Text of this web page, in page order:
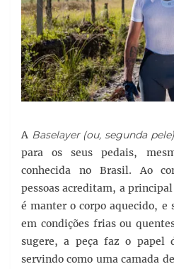
A Baselayer(ou, segunda pele)
para os seus pedais,
conhecida no Brasil. Ao
pessoas acreditam, a
é manter o corpo aquecido,
em condições frias ou
sugere, a peça faz o papel
servindo como uma camada